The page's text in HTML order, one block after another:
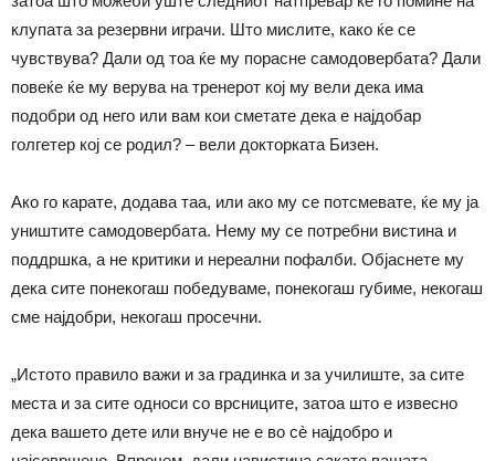
клупата за резервни играчи. Што мислите, како ќе се
чувствува? Дали од тоа ќе му порасне самодовербата? Дали
повеќе ќе му верува на тренерот кој му вели дека има
подобри од него или вам кои сметате дека е најдобар
голгетер кој се родил? – вели докторката Бизен.
Ако го карате, додава таа, или ако му се потсмевате, ќе му ја
уништите самодовербата. Нему му се потребни вистина и
поддршка, а не критики и нереални пофалби. Објаснете му
дека сите понекогаш победуваме, понекогаш губиме, некогаш
сме најдобри, некогаш просечни.
„Истото правило важи и за градинка и за училиште, за сите
места и за сите односи со врсниците, затоа што е извесно
дека вашето дете или внуче не е во сѐ најдобро и